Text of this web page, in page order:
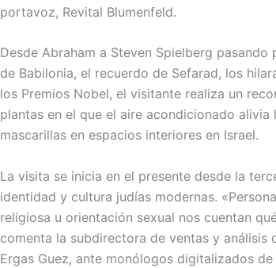
portavoz, Revital Blumenfeld.
Desde Abraham a Steven Spielberg
de Babilonia, el recuerdo de Sefarad, los
los Premios Nobel, el visitante realiza un
plantas en el que el aire acondicionado
mascarillas en espacios interiores en Israel.
La visita se inicia en el presente desde la
identidad y cultura judías modernas.
religiosa u orientación sexual nos cuentan
comenta la subdirectora de ventas y análisis
Ergas Guez, ante monólogos digitalizados